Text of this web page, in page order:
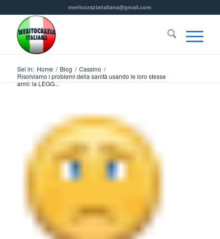
meritocraziaitaliana@gmail.com
Sei in: Home / Blog / Cassino /
Risolviamo i problemi della sanità usando le loro stesse
armi: la LEGG...